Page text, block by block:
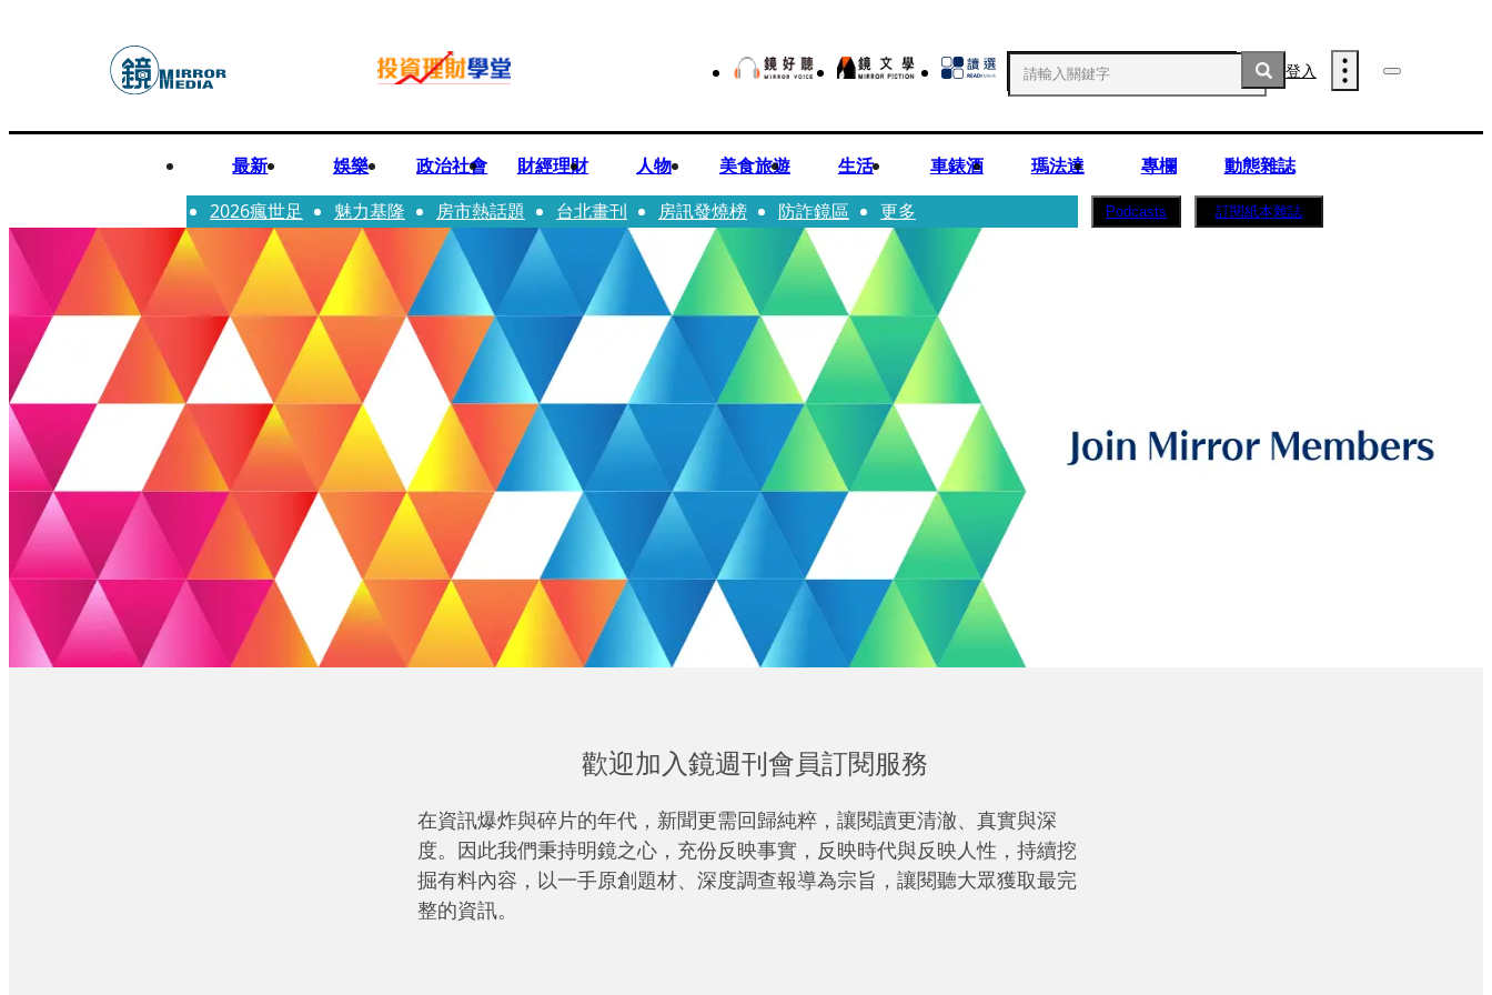
登入
最新 娛樂 政治社會 財經理財 人物 美食旅遊 生活 車錶酒 瑪法達 專欄
動態雜誌
2026瘋世足
魅力基隆 房市熱話題 台北畫刊 房訊發燒榜 防詐鏡區 更多 Podcasts 訂閱紙本雜誌
歡迎加入鏡週刊會員訂閱服務
在資訊爆炸與碎片的年代，新聞更需回歸純粹，讓閱讀更清澈、真實與深
度。因此我們秉持明鏡之心，充份反映事實，反映時代與反映人性，持續挖
掘有料內容，以一手原創題材、深度調查報導為宗旨，讓閱聽大眾獲取最完
整的資訊。